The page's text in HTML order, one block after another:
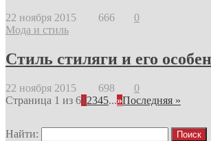
22 ноября 2015 666 0
Мода и стиль
Стиль стиляги и его
22 ноября 2015 698 0
Страница 1 из 61 2345...»Последняя »
Найти: